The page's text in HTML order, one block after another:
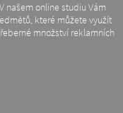
našem online studiu Vám
které můžete využít
množství reklamních